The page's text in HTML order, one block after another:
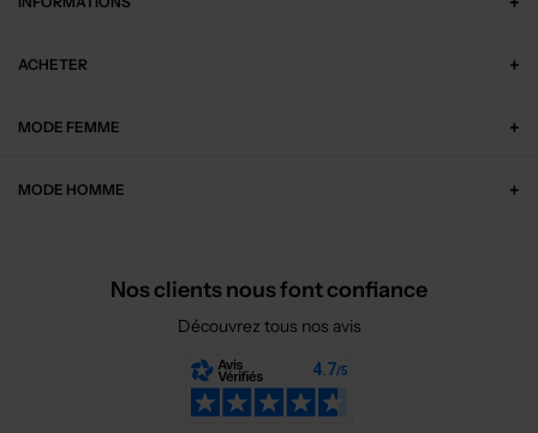
ACHETER
MODE FEMME
MODE HOMME
Nos clients nous font confiance
Découvrez tous nos avis